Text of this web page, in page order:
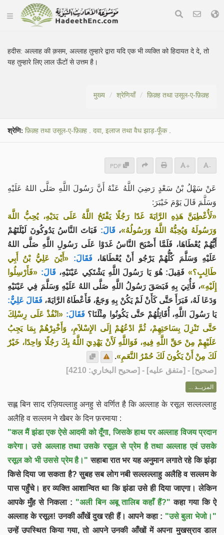
हदीस:अल्लाह की क़सम, अल्लाह तुम्हारे द्वारा यदि एक भी व्यक्ति को हिदायत दे दे, तो
यह तुम्हारे लिए लाल ऊँटों से उत्तम है।
मुख्य श्रेणियाँ फ़िक़्ह तथा उसूल-ए-फ़िक़्ह
श्रेणि: फ़िक़्ह तथा उसूल-ए-फ़िक़्ह . दवा, इलाज तथा वैध झाड़-फूँक.
PDF + -
عَنْ سَهْلُ بْنُ سَعْدٍ رَضِيَ اللَّهُ عَنْهُ أَنَّ رَسُولَ اللَّهِ صَلَّى اللهُ عَلَيْهِ
وَسَلَّمَ قَالَ يَوْمَ خَيْبَرَ:
«لَأُعْطِيَنَّ هَذِهِ الرَّايَةَ غَدًا رَجُلًا يَفْتَحُ اللَّهُ عَلَى يَدَيْهِ، يُحِبُّ اللَّهَ
وَرَسُولَهُ وَيُحِبُّهُ اللَّهُ وَرَسُولُهُ»، قَالَ: فَبَاتَ النَّاسُ يَدُوكُونَ لَيْلَتَهُمْ
أَيُّهُمْ يُعْطَاهَا، فَلَمَّا أَصْبَحَ النَّاسُ غَدَوْا عَلَى رَسُولِ اللَّهِ صَلَّى اللهُ
عَلَيْهِ وَسَلَّمَ كُلُّهُمْ يَرْجُو أَنْ يُعْطَاهَا، فَقَالَ:
«أَيْنَ عَلِيُّ بْنُ أَبِي
طَالِبٍ؟»فَقِيلَ: هُوَ يَا رَسُولَ اللَّهِ يَشْتَكِي عَيْنَيْهِ، قَالَ: «فَأَرْسِلُوا
إِلَيْهِ»، فَأُتِيَ بِهِ فَبَصَقَ رَسُولُ اللَّهِ صَلَّى اللهُ عَلَيْهِ وَسَلَّمَ فِي عَيْنَيْهِ
وَدَعَا لَهُ، فَبَرَأَ حَتَّى كَأَنْ لَمْ يَكُنْ بِهِ وَجَعٌ، فَأَعْطَاهُ الرَّايَةَ، فَقَالَ عَلِيٌّ:
يَا رَسُولَ اللَّهِ، أُقَاتِلُهُمْ حَتَّى يَكُونُوا مِثْلَنَا؟ فَقَالَ: «انْفُذْ عَلَى رِسْلِكَ
حَتَّى تَنْزِلَ بِسَاحَتِهِمْ، ثُمَّ ادْعُهُمْ إِلَى الإِسْلاَمِ، وَأَخْبِرْهُمْ بِمَا يَجِبُ
عَلَيْهِمْ مِنْ حَقِّ اللَّهِ فِيهِ، فَوَاللَّهِ لَأَنْ يَهْدِيَ اللَّهُ بِكَ رَجُلًا وَاحِدًا، خَيْرٌ
لَكَ مِنْ أَنْ يَكُونَ لَكَ حُمْرُ النَّعَمِ».
[صحيح] - [متفق عليه] - [صحيح البخاري: 4210]
المزيــد ...
सह्ल बिन साद रज़ियल्लाहु अनहु से वर्णित है कि अल्लाह के रसूल सल्लल्लाहु
अलैहि व सल्लम ने खैबर के दिन फ़रमाया :
"कल मैं झंडा एक ऐसे आदमी को दूँगा, जिसके हाथ पर अल्लाह विजय प्रदान
करेगा। उसे अल्लाह तथा उसके रसूल से प्रेम है तथा अल्लाह एवं उसके
रसूल को भी उससे प्रेम है।" सहाबा रात भर यह अनुमान लगाते रहे कि झंड़ा
किसे दिया जा सकता है? सुबह सब लोग नबी सल्लल्लाहु अलैहि व सल्लम के
पास पहुँचे। हर व्यक्ति आशान्वित था कि झंडा उसे ही दिया जाएगा। लेकिन
आपके मुँह से निकला : "अली बिन अबू तालिब कहाँ हैं?" कहा गया कि ऐ
अल्लाह के रसूल! उनकी आँखें दुख रही हैं। आपने कहा : "उसे बुला भेजो।"
उन्हें उपस्थित किया गया, तो आपने उनकी आँखों में अपना मुखस्राव डाल